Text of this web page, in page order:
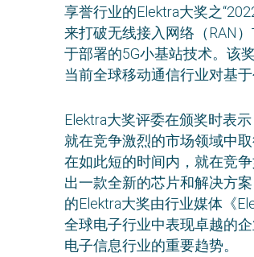
享誉行业的Elektra大奖之
来打破无线接入网络（RAN
于部署的5G小基站技术。该
当前全球移动通信行业对基
Elektra大奖评委在颁奖时表
就在竞争激烈的市场领域中
在如此短的时间内，就在竞
出一款全新的芯片和解决方
的Elektra大奖由行业媒体《
全球电子行业中表现卓越的
电子信息行业的重要趋势。